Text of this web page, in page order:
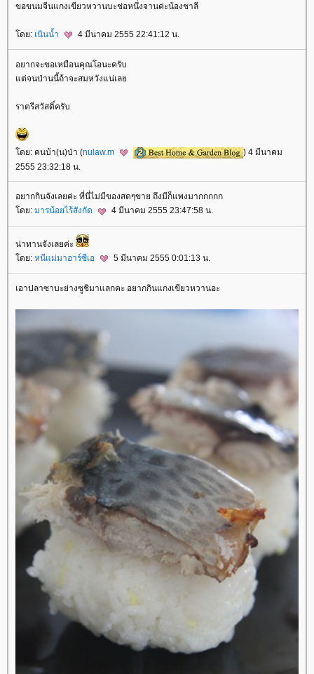
ขอขนมจีนแกงเขียวหวานบะช่อหนึ่งจานค่ะน้องชาลี
ดย: เนินน้ำ 4 มีนาคม 2555 22:41:12 น.
อยากจะขอเหมือนคุณโอนะครับ
ต่จนป่านนี้ถ้าจะสมหวังแน่เล
ราตรีสวัสดิ์ครับ
ดย: คนบ้า(น)ป่า (nulaw.m
) 4 มีนาคม
2555 23:32:18 น.
อยากกินจังเลยค่ะ ที่นี่ไม่มีของสดๆขาย ถึงมีก็แพงมากกกกก
ดย: มารน้อยไร้สังกัด 4 มีนาคม 2555 23:47:58 น.
น่าทานจังเลยค่ะ
ดย: หนีแม่มาอาร์ซีเอ 5 มีนาคม 2555 0:01:13 น.
เอาปลาซาบะย่างซูชิมาแลกคะ อยากกินแกงเขียวหวานอะ